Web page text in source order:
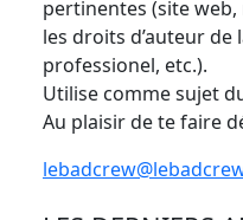
pertinentes (site
les droits d’auteur
professionel, etc.).
Utilise comme sujet
Au plaisir de te faire